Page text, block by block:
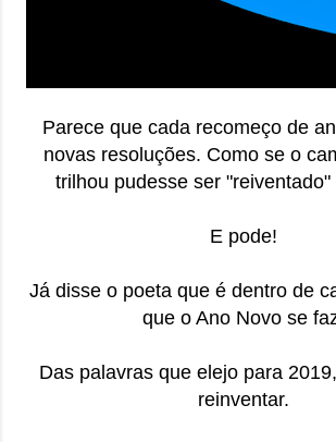
onde queremos envelhecer? A
Parece que cada recomeço de
novas resoluções. Como se o
trilhou pudesse ser "reiventado"
E pode!
Já disse o poeta que é dentro de
que o Ano Novo se
Das palavras que elejo para
reinventar.